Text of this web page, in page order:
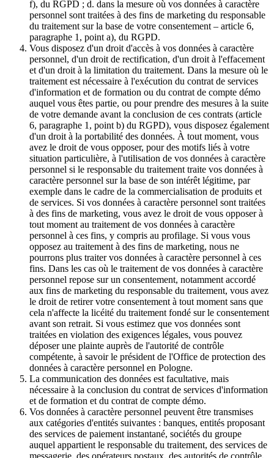
f), du RGPD ; d. dans la mesure où vos données à caractère
personnel sont traitées à des fins de marketing du responsable
du traitement sur la base de votre consentement – article 6,
paragraphe 1, point a), du RGPD.
Vous disposez d'un droit d'accès à vos données à caractère
personnel, d'un droit de rectification, d'un droit à l'effacement
et d'un droit à la limitation du traitement. Dans la mesure où le
traitement est nécessaire à l'exécution du contrat de services
d'information et de formation ou du contrat de compte démo
auquel vous êtes partie, ou pour prendre des mesures à la suite
de votre demande avant la conclusion de ces contrats (article
6, paragraphe 1, point b) du RGPD), vous disposez également
d'un droit à la portabilité des données. À tout moment, vous
avez le droit de vous opposer, pour des motifs liés à votre
situation particulière, à l'utilisation de vos données à caractère
personnel si le responsable du traitement traite vos données à
caractère personnel sur la base de son intérêt légitime, par
exemple dans le cadre de la commercialisation de produits et
de services. Si vos données à caractère personnel sont traitées
à des fins de marketing, vous avez le droit de vous opposer à
tout moment au traitement de vos données à caractère
personnel à ces fins, y compris au profilage. Si vous vous
opposez au traitement à des fins de marketing, nous ne
pourrons plus traiter vos données à caractère personnel à ces
fins. Dans les cas où le traitement de vos données à caractère
personnel repose sur un consentement, notamment accordé
aux fins de marketing du responsable du traitement, vous avez
le droit de retirer votre consentement à tout moment sans que
cela n'affecte la licéité du traitement fondé sur le consentement
avant son retrait. Si vous estimez que vos données sont
traitées en violation des exigences légales, vous pouvez
déposer une plainte auprès de l'autorité de contrôle
compétente, à savoir le président de l'Office de protection des
données à caractère personnel en Pologne.
La communication des données est facultative, mais
nécessaire à la conclusion du contrat de services d'information
et de formation et du contrat de compte démo.
Vos données à caractère personnel peuvent être transmises
aux catégories d'entités suivantes : banques, entités proposant
des services de paiement instantané, sociétés du groupe
auquel appartient le responsable du traitement, des services de
messagerie, des opérateurs postaux, des autorités de contrôle,